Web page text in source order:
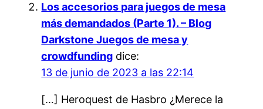
Los accesorios para juegos de mesa
más demandados (Parte 1). – Blog
Darkstone Juegos de mesa y
crowdfunding dice:
13 de junio de 2023 a las 22:14
[…] Heroquest de Hasbro ¿Merece la